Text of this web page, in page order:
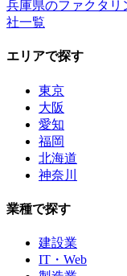
兵庫県のファクタリ
社一覧
エリアで探す
東京
大阪
愛知
福岡
北海道
神奈川
業種で探す
建設業
IT・Web